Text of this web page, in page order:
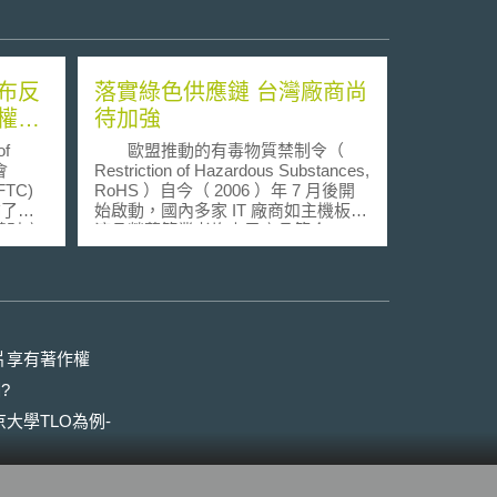
反
報
眾
產
and
權
in
公
團體
落實綠色供應鏈 台灣廠商尚
待加強
歐盟推動的有毒物質禁制令（
Restriction of Hazardous Substances,
RoHS ）自今（ 2006 ）年 7 月後開
始啟動，國內多家 IT 廠商如主機板、
液晶螢幕等業者均表示產品符合
RoHS 規範，政府提供的資料也指
等，內含六項管制物質的產品將不可
在市面流通，屆時輸歐的電子、電機
驗發現有毒物質，產品即可能遭受召
享有著作權
大學TLO為例-